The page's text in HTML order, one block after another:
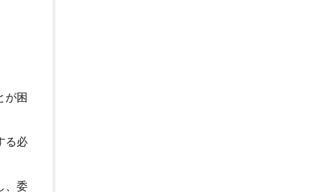
が困
る必
、委